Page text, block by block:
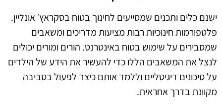
ישנם כלים ותכנים שמסייעים לחינוך בטוח בסקראץ׳ אונליין.
פלטפורמות חינוכיות רבות מציעות מדריכים ומשאבים
שמסבירים על שימוש בטוח באינטרנט. הורים ומורים יכולים
לנצל את המשאבים הללו כדי להעשיר את הידע של הילדים
על סיכונים דיגיטליים וללמד אותם כיצד לפעול בסביבה
מקוונת בדרך אחראית.